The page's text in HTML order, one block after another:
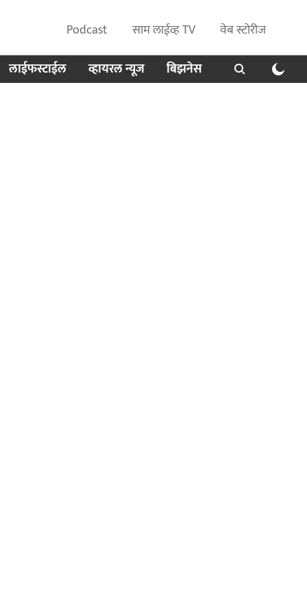
Podcast साम लाईव्ह TV
वेब स्टोरीज
लाईफस्टाईल
व्हायरल न्यूज बिझनेस